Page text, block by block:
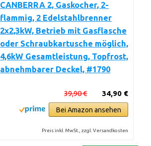
CANBERRA 2, Gaskocher, 2-
flammig, 2 Edelstahlbrenner
2x2,3kW, Betrieb mit Gasflasche
oder Schraubkartusche möglich,
4,6kW Gesamtleistung, Topfrost,
abnehmbarer Deckel, #1790
34,90 €
39,90 €
Bei Amazon ansehen
Preis inkl. MwSt., zzgl. Versandkosten